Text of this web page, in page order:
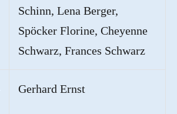
Schinn, Lena Berger,
Spöcker Florine, Cheyenne
Schwarz, Frances Schwarz
Gerhard Ernst